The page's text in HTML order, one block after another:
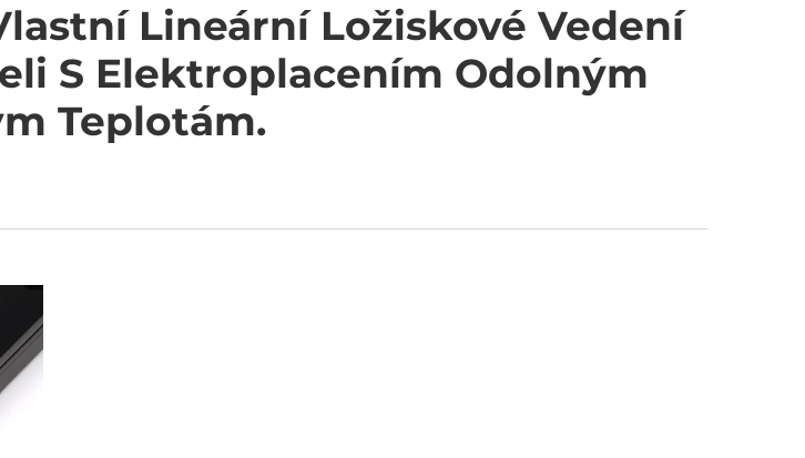
Lineární Ložiskové Vedení
S Elektroplacením Odolným
Teplotám.